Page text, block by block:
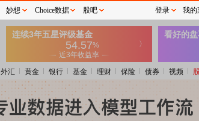
外汇 黄金 银行 基金 理财 保险 债券 视频
妙想 Choice数据 股吧 登录 我的